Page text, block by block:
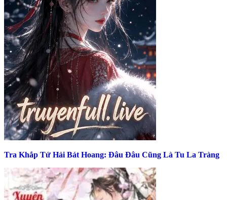
Tra Khắp Tứ Hải Bát Hoang: Đâu Đâu Cũng Là Tu La Tràng